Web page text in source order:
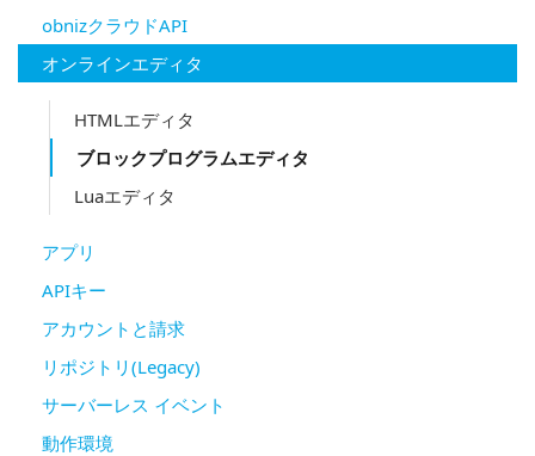
obnizクラウドAPI
オンラインエディタ
HTMLエディタ
ブロックプログラムエディタ
Luaエディタ
アプリ
APIキー
アカウントと請求
リポジトリ(Legacy)
サーバーレス イベント
動作環境